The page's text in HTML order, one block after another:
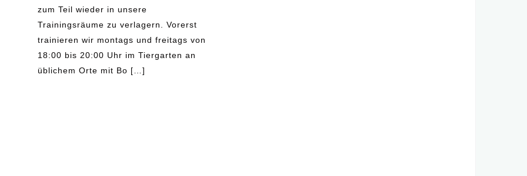
zum Teil wieder in unsere
Trainingsräume zu verlagern. Vorerst
trainieren wir montags und freitags von
18:00 bis 20:00 Uhr im Tiergarten an
üblichem Orte mit Bo […]